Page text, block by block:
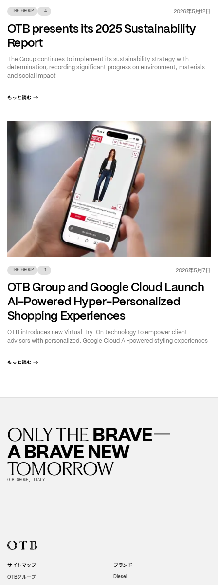
THE GROUP +4 2026年5月12日
OTB presents its 2025 Sustainability
Report
The Group continues to implement its sustainability strategy with
determination, recording significant progress on environment, materials
and social impact
もっと読む
THE GROUP +1 2026年5月7日
OTB Group and Google Cloud Launch
AI-Powered Hyper-Personalized
Shopping Experiences
OTB introduces new Virtual Try-On technology to empower client
advisors with personalized, Google Cloud AI-powered styling experiences
もっと読む
ONLY THE BRAVE—
A BRAVE NEW
TOMORROW
OTB GROUP, ITALY
サイトマップ
OTBグループ
ブランド
Diesel